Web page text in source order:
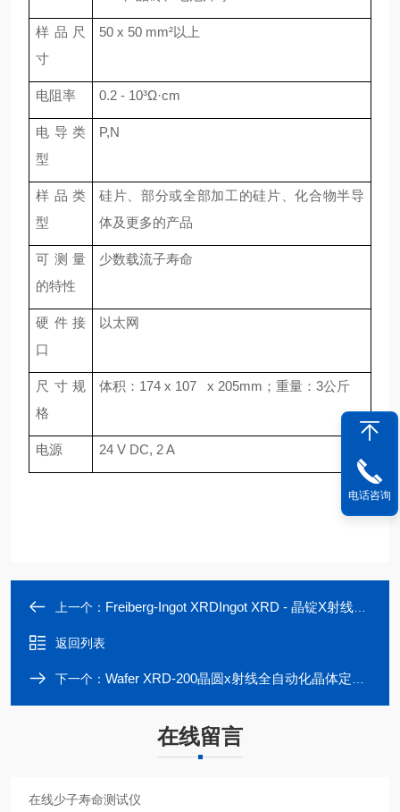
样品尺
寸
50 x 50 mm²以上
电阻率 0.2 - 10³Ω·cm
电导类
型
P,N
样品类
型
硅片、部分或全部加工的硅片、化合物半导
体及更多的产品
可测量
的特性
少数载流子寿命
硬件接
口
以太网
尺寸规
格
体积：174 x 107 x 205mm；重量：3公斤
电源 24 V DC, 2 A
上一个： Freiberg-Ingot XRDIngot XRD - 晶锭X射线定向仪
返回列表
下一个： Wafer XRD-200晶圆x射线全自动化晶体定向仪分拣系统|束蕴仪器
在线留言
电话咨询